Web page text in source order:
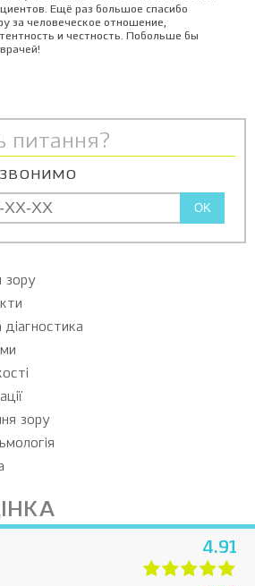
Ещё раз большое спасибо
за человеческое отношение,
и честность. Побольше бы
питання?
OK
зору
зору
4.91